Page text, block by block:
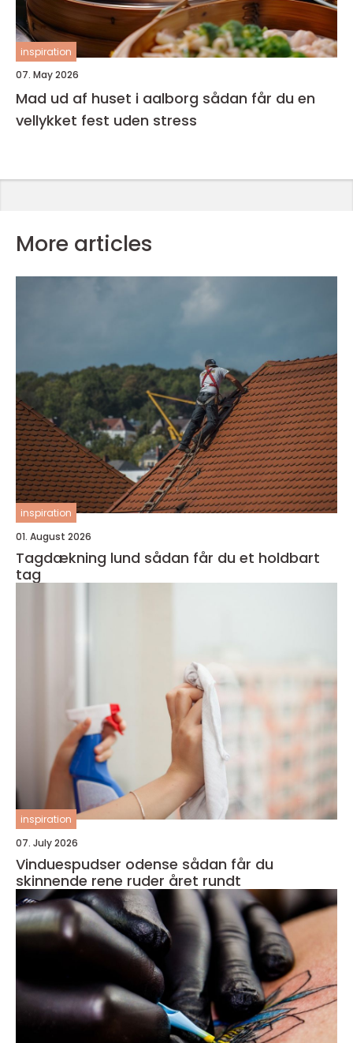
inspiration
07. May 2026
Mad ud af huset i aalborg sådan får du en
vellykket fest uden stress
More articles
inspiration
01. August 2026
Tagdækning lund sådan får du et holdbart
tag
inspiration
07. July 2026
Vinduespudser odense sådan får du
skinnende rene ruder året rundt